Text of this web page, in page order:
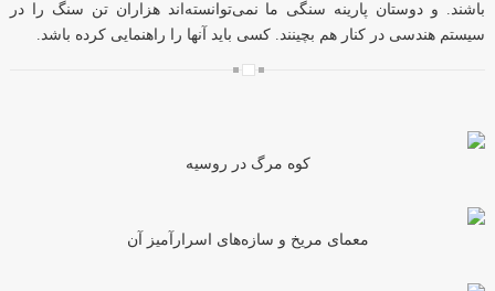
باشند. و دوستان پارینه سنگی ما نمی‌توانسته‌اند هزاران تن سنگ را در
سیستم هندسی در کنار هم بچینند. کسی باید آنها را راهنمایی کرده باشد.
کوه مرگ در روسیه
معمای مریخ و سازه‌های اسرارآمیز آن